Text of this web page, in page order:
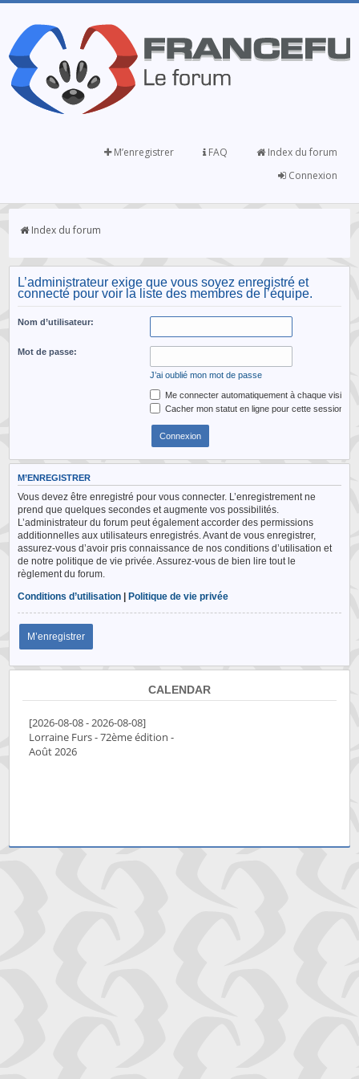
Index du forum
FAQ
M’enregistrer
Connexion
Index du forum
L’administrateur exige que vous soyez enregistré et
connecté pour voir la liste des membres de l’équipe.
Nom d’utilisateur:
Mot de passe:
J’ai oublié mon mot de passe
Me connecter automatiquement à chaque visite
Cacher mon statut en ligne pour cette session
M’ENREGISTRER
Vous devez être enregistré pour vous connecter. L’enregistrement ne
prend que quelques secondes et augmente vos possibilités.
L’administrateur du forum peut également accorder des permissions
additionnelles aux utilisateurs enregistrés. Avant de vous enregistrer,
assurez-vous d’avoir pris connaissance de nos conditions d’utilisation et
de notre politique de vie privée. Assurez-vous de bien lire tout le
règlement du forum.
Conditions d’utilisation |Politique de vie privée
M’enregistrer
CALENDAR